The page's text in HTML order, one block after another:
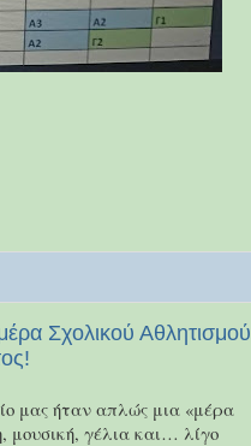
Σχολικού Αθλητισμού
μας ήταν απλώς μια «μέρα
μουσική, γέλια και… λίγο